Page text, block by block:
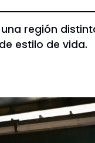
región
estilo de vida.